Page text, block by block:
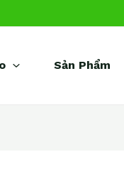
Sản Phẩm